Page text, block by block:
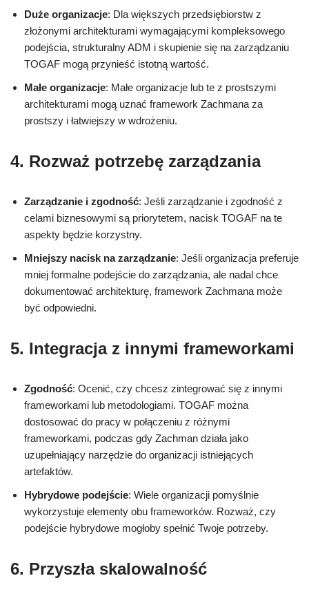
Duże organizacje: Dla większych przedsiębiorstw z
złożonymi architekturami wymagającymi kompleksowego
podejścia, strukturalny ADM i skupienie się na zarządzaniu
TOGAF mogą przynieść istotną wartość.
Małe organizacje: Małe organizacje lub te z prostszymi
architekturami mogą uznać framework Zachmana za
prostszy i łatwiejszy w wdrożeniu.
4. Rozważ potrzebę zarządzania
Zarządzanie i zgodność: Jeśli zarządzanie i zgodność z
celami biznesowymi są priorytetem, nacisk TOGAF na te
aspekty będzie korzystny.
Mniejszy nacisk na zarządzanie: Jeśli organizacja preferuje
mniej formalne podejście do zarządzania, ale nadal chce
dokumentować architekturę, framework Zachmana może
być odpowiedni.
5. Integracja z innymi frameworkami
Zgodność: Ocenić, czy chcesz zintegrować się z innymi
frameworkami lub metodologiami. TOGAF można
dostosować do pracy w połączeniu z różnymi
frameworkami, podczas gdy Zachman działa jako
uzupełniający narzędzie do organizacji istniejących
artefaktów.
Hybrydowe podejście: Wiele organizacji pomyślnie
wykorzystuje elementy obu frameworków. Rozważ, czy
podejście hybrydowe mogłoby spełnić Twoje potrzeby.
6. Przyszła skalowalność